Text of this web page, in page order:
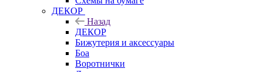
ДЕКОР
Назад
ДЕКОР
Бижутерия и аксессуары
Боа
Воротнички